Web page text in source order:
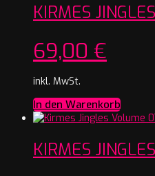
KIRMES
69,00 €
inkl. MwSt.
In den Warenkorb
KIRMES